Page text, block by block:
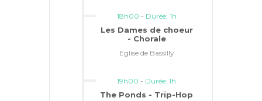
18h00 - Durée: 1h
Les Dames de choeur
- Chorale
Eglise de Bassilly
19h00 - Durée: 1h
The Ponds - Trip-Hop